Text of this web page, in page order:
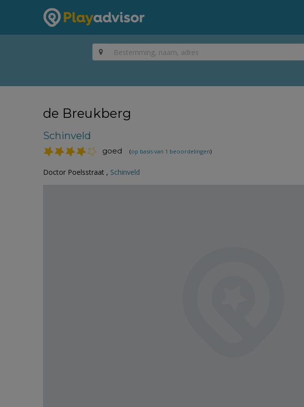
de Breukberg
Schinveld
goed (op basis van 1 beoordelingen)
Doctor Poelsstraat , Schinveld